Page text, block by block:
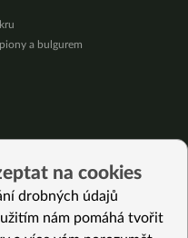
a bulgurem
na cookies
drobných údajů
nám pomáhá tvořit